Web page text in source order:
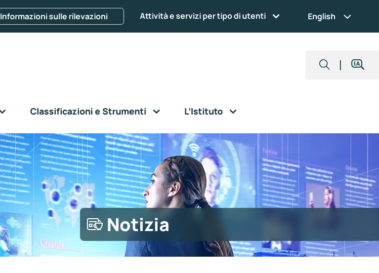
Informazioni sulle rilevazioni Attività e servizi per tipo di utenti English
Classificazioni e Strumenti L’Istituto
Notizia